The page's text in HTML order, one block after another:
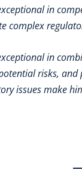
in
complex
in
risks,
issues make